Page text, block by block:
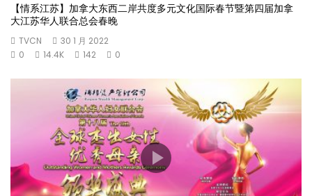
【情系江苏】加拿大东西二岸共度多元文化国际春节暨第四届加拿
大江苏华人联合总会春晚
TVCN
30 1 月 2022
0
14.4K 142 0